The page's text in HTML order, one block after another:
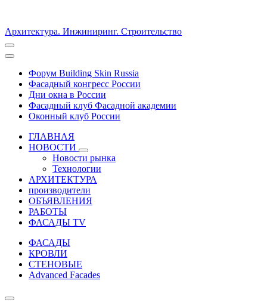
Архитектура. Инжиниринг. Строительство
Форум Building Skin Russia
Фасадный конгресс России
Дни окна в России
Фасадный клуб Фасадной академии
Оконный клуб России
ГЛАВНАЯ
НОВОСТИ
Новости рынка
Технологии
АРХИТЕКТУРА
производители
ОБЪЯВЛЕНИЯ
РАБОТЫ
ФАСАДЫ TV
ФАСАДЫ
КРОВЛИ
СТЕНОВЫЕ
Advanced Facades